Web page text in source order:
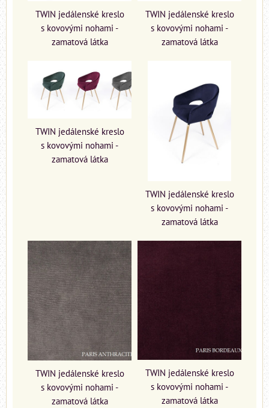
TWIN jedálenské kreslo
s kovovými nohami -
zamatová látka
TWIN jedálenské kreslo
s kovovými nohami -
zamatová látka
TWIN jedálenské kreslo
s kovovými nohami -
zamatová látka
TWIN jedálenské kreslo
s kovovými nohami -
zamatová látka
TWIN jedálenské kreslo
s kovovými nohami -
zamatová látka
TWIN jedálenské kreslo
s kovovými nohami -
zamatová látka